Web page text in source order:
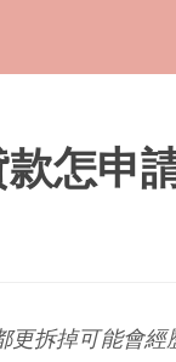
怎申
更拆掉可能會